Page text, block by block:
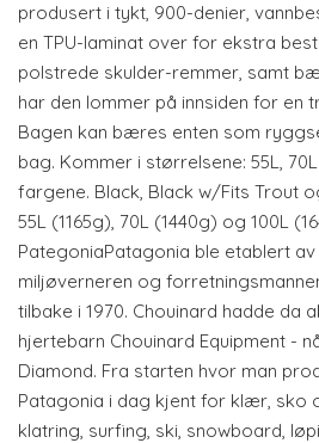
produsert i tykt, 900-denier,
en TPU-laminat over for ekstra
polstrede skulder-remmer, samt
har den lommer på innsiden for en
Bagen kan bæres enten som
bag. Kommer i størrelsene: 55L,
fargene. Black, Black w/Fits Trout
55L (1165g), 70L (1440g) og 100L
PategoniaPatagonia ble etablert
miljøverneren og
tilbake i 1970. Chouinard hadde da
hjertebarn Chouinard Equipment -
Diamond. Fra starten hvor man
Patagonia i dag kjent for klær, sko
klatring, surfing, ski, snowboard,